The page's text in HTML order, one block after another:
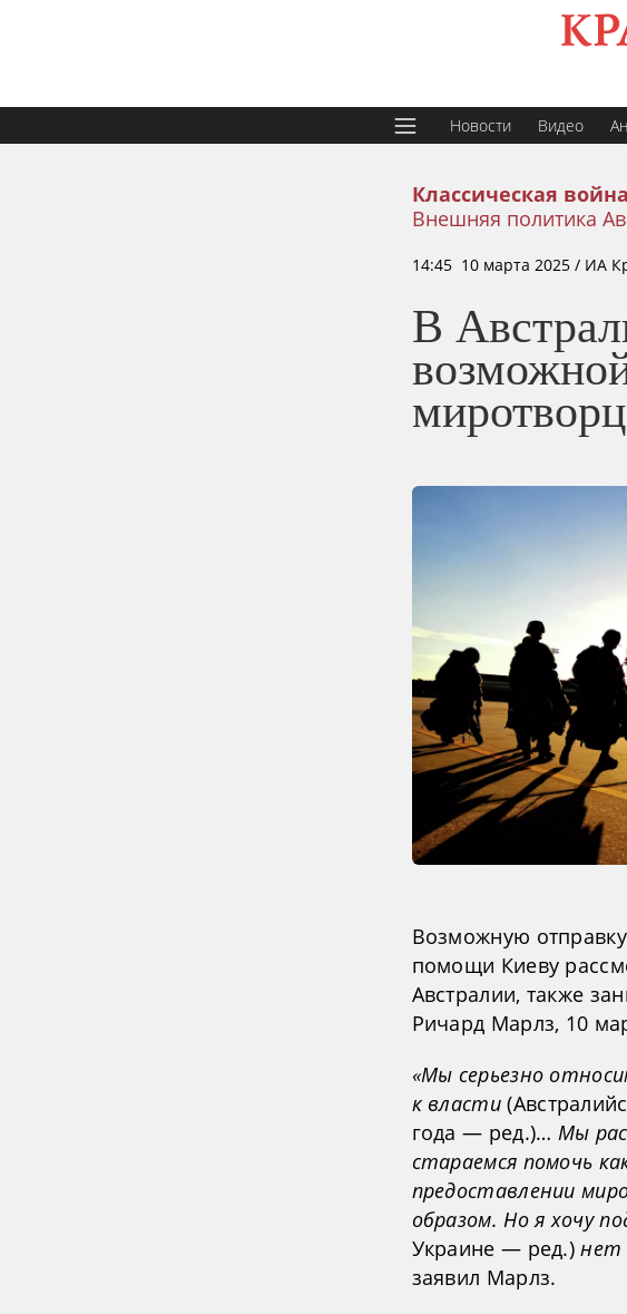
Новости Видео
Классическая война
Внешняя политика
14:45 10 марта 2025 / ИА
В
Возможную
помощи Киеву
Австралии, также
Ричард Марлз, 10
«Мы серьезно
к власти
года — ред.)… Мы
стараемся помочь
предоставлении
образом. Но я хочу
Украине — ред.)нет
заявил Марлз.